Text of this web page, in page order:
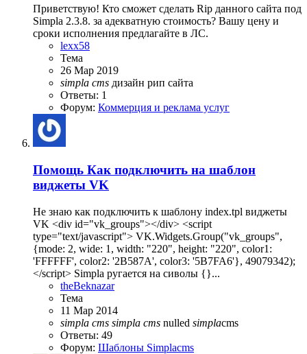
Приветствую! Кто сможет сделать Rip данного сайта под
Simpla 2.3.8. за адекватную стоимость? Вашу цену и
сроки исполнения предлагайте в ЛС.
lexx58
Тема
26 Мар 2019
simpla cms дизайн рип сайта
Ответы: 1
Форум: Коммерция и реклама услуг
Помощь Как подключить на шаблон
виджеты VK
Не знаю как подключить к шаблону index.tpl виджеты
VK <div id="vk_groups"></div> <script
type="text/javascript"> VK.Widgets.Group("vk_groups",
{mode: 2, wide: 1, width: "220", height: "220", color1:
'FFFFFF', color2: '2B587A', color3: '5B7FA6'}, 49079342);
</script> Simpla ругается на сиволы {}...
theBeknazar
Тема
11 Мар 2014
simpla cms simpla cms nulled simplacms
Ответы: 49
Форум: Шаблоны Simplacms